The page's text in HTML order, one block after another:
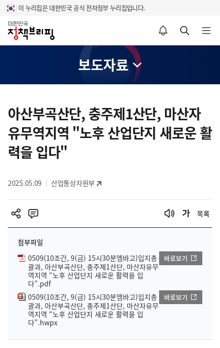
이 누리집은 대한민국 공식 전자정부 누리집입니다.
홈
알림설정 바로가기 검색 바로가기 메뉴 열기
보도자료
텐
츠
영
역
아산부곡산단, 충주제1산단, 마산자
유무역지역 "노후 산업단지 새로운 활
력을 입다"
2025.05.09 산업통상자원부
목록
첨부파일
0509(10조간, 9(금) 15시30분엠바고)입지총
괄과, 아산부곡산단, 충주제1산단, 마산자유무
역지역 “노후 산업단지 새로운 활력을 입
다”.pdf
바로보기
0509(10조간, 9(금) 15시30분엠바고)입지총
괄과, 아산부곡산단, 충주제1산단, 마산자유무
역지역 “노후 산업단지 새로운 활력을 입
다”.hwpx
바로보기